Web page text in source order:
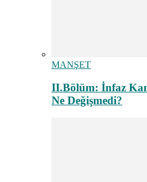
MANŞET
II.Bölüm: İnfaz
Ne Değişmedi?